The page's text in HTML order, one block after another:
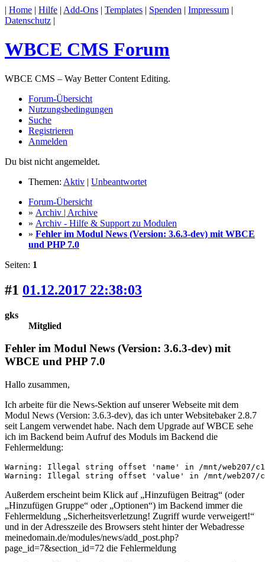
| Home | Hilfe | Add-Ons | Templates | Spenden | Impressum |
Datenschutz |
WBCE CMS Forum
WBCE CMS – Way Better Content Editing.
Forum-Übersicht
Nutzungsbedingungen
Suche
Registrieren
Anmelden
Du bist nicht angemeldet.
Themen: Aktiv | Unbeantwortet
Forum-Übersicht
» Archiv | Archive
» Archiv - Hilfe & Support zu Modulen
» Fehler im Modul News (Version: 3.6.3-dev) mit WBCE
und PHP 7.0
Seiten: 1
#1 01.12.2017 22:38:03
gks
Mitglied
Fehler im Modul News (Version: 3.6.3-dev) mit
WBCE und PHP 7.0
Hallo zusammen,
Ich arbeite für die News-Sektion auf unserer Webseite mit dem
Modul News (Version: 3.6.3-dev), das ich unter Websitebaker 2.8.7
seit Langem verwendet habe. Nach dem Upgrade auf WBCE sehe
ich im Backend beim Aufruf des Moduls im Backend die
Fehlermeldung:
Warning: Illegal string offset 'name' in /mnt/web207/c1/
Warning: Illegal string offset 'value' in /mnt/web207/c1/
Außerdem erscheint beim Klick auf „Hinzufügen Beitrag“ (oder
„Hinzufügen Gruppe“ oder „Optionen“) im Backend immer die
Fehlermeldung „Sicherheitsverletzung! Zugriff wurde verweigert!“
und in der Adresszeile des Browsers steht hinter der Webadresse
meinedomain.de/modules/news/add_post.php?
page_id=7&section_id=72 die Fehlermeldung